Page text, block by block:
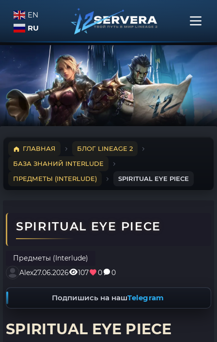
EN
RU
ГЛАВНАЯ
БЛОГ LINEAGE 2
БАЗА ЗНАНИЙ INTERLUDE
ПРЕДМЕТЫ (INTERLUDE)
SPIRITUAL EYE PIECE
SPIRITUAL EYE PIECE
Предметы (Interlude)
Alex27.06.2026 107 0 0
Подпишись на нашTelegram
SPIRITUAL EYE PIECE